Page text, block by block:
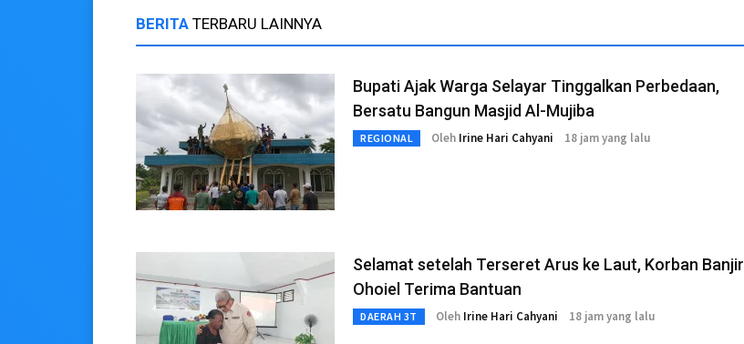
BERITA TERBARU LAINNYA
Bupati Ajak Warga Selayar Tinggalkan Perbedaan,
Bersatu Bangun Masjid Al-Mujiba
REGIONAL Oleh Irine Hari Cahyani 18 jam yang lalu
Selamat setelah Terseret Arus ke Laut, Korban Banjir
Ohoiel Terima Bantuan
DAERAH 3T Oleh Irine Hari Cahyani 18 jam yang lalu